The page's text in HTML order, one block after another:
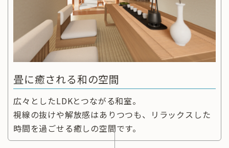
畳に癒される和の空間
広々としたLDKとつながる和室。
視線の抜けや解放感はありつつも、リラックスした
時間を過ごせる癒しの空間です。